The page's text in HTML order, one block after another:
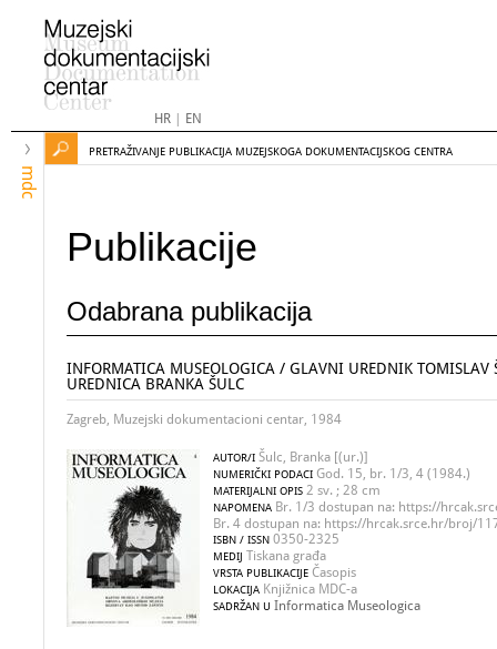
HR| EN
mdc
PRETRAŽIVANJE PUBLIKACIJA MUZEJSKOGA DOKUMENTACIJSKOG CENTRA
Publikacije
Odabrana publikacija
INFORMATICA MUSEOLOGICA / GLAVNI UREDNIK TOMISLAV
UREDNICA BRANKA ŠULC
Zagreb, Muzejski dokumentacioni centar, 1984
AUTOR/I Šulc, Branka [(ur.)]
NUMERIČKI PODACI God. 15, br. 1/3, 4 (1984.)
MATERIJALNI OPIS 2 sv. ; 28 cm
NAPOMENA Br. 1/3 dostupan na: https://
Br. 4 dostupan na: https://hrcak.srce.hr/broj/
ISBN / ISSN 0350-2325
MEDIJ Tiskana građa
VRSTA PUBLIKACIJE Časopis
LOKACIJA Knjižnica MDC-a
SADRŽAN U Informatica Museologica